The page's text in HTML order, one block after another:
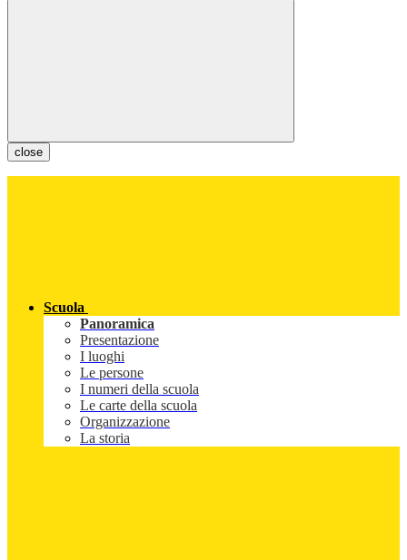
close
Scuola
Panoramica
Presentazione
I luoghi
Le persone
I numeri della scuola
Le carte della scuola
Organizzazione
La storia